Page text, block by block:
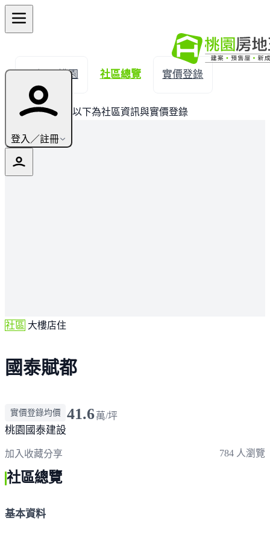
登入／註冊
← 返回桃園 社區總覽 實價登錄
此建案已完銷，以下為社區資訊與實價登錄
社區 大樓店住
國泰賦都
實價登錄均價 41.6萬/坪
桃園 國泰建設
加入收藏分享 784 人瀏覽
社區總覽
基本資料